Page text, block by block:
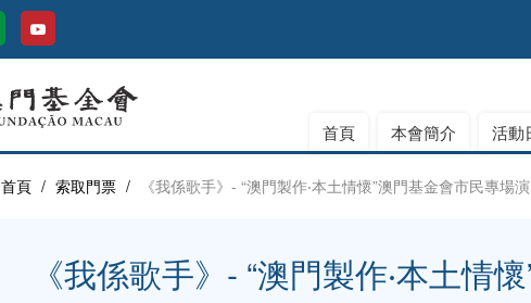
首頁 本會簡介 活動
首頁 / 索取門票 / 《我係歌手》- “澳門製作‧本土情懷”澳門基金會市民專場
《我係歌手》- “澳門製作‧本土情